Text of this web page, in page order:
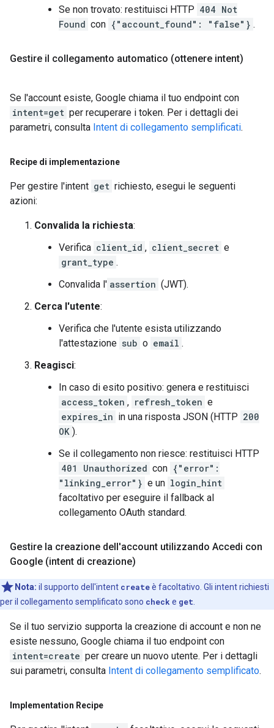
Se non trovato: restituisci HTTP 404 Not
Found con {"account_found": "false"} .
Gestire il collegamento automatico (ottenere intent)
Se l'account esiste, Google chiama il tuo endpoint con
intent=get per recuperare i token. Per i dettagli dei
parametri, consulta Intent di collegamento semplificati.
Recipe di implementazione
Per gestire l'intent get richiesto, esegui le seguenti
azioni:
Convalida la richiesta:
Verifica client_id , client_secret e
grant_type .
Convalida l' assertion (JWT).
Cerca l'utente:
Verifica che l'utente esista utilizzando
l'attestazione sub o email .
Reagisci:
In caso di esito positivo: genera e restituisci
access_token , refresh_token e
expires_in in una risposta JSON (HTTP 200
OK ).
Se il collegamento non riesce: restituisci HTTP
401 Unauthorized con {"error":
"linking_error"} e un login_hint
facoltativo per eseguire il fallback al
collegamento OAuth standard.
Gestire la creazione dell'account utilizzando Accedi con
Google (intent di creazione)
Nota: il supporto dell'intent createè facoltativo. Gli intent richiesti
per il collegamento semplificato sono checke get.
Se il tuo servizio supporta la creazione di account e non ne
esiste nessuno, Google chiama il tuo endpoint con
intent=create per creare un nuovo utente. Per i dettagli
sui parametri, consulta Intent di collegamento semplificato.
Implementation Recipe